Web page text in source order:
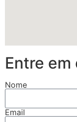
Entre
Nome
Email